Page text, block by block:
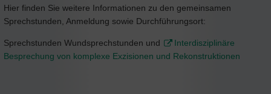
Hier finden Sie weitere Informationen zu den gemeinsamen
Sprechstunden, Anmeldung sowie Durchführungsort:
Sprechstunden Wundsprechstunden und
Interdisziplinäre
Besprechung von komplexe Exzisionen und Rekonstruktionen